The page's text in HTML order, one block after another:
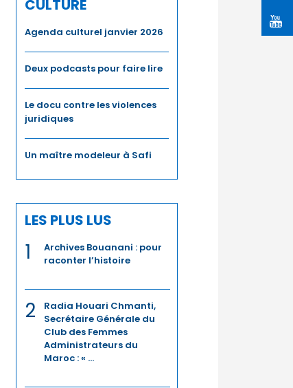
CULTURE
Agenda culturel janvier 2026
Deux podcasts pour faire lire
Le docu contre les violences
juridiques
Un maître modeleur à Safi
LES PLUS LUS
1
Archives Bouanani : pour
raconter l’histoire
2
Radia Houari Chmanti,
Secrétaire Générale du
Club des Femmes
Administrateurs du
Maroc : « ...